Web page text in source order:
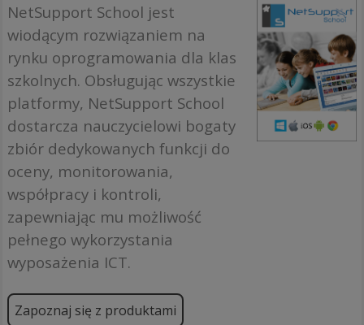
NetSupport School jest
wiodącym rozwiązaniem na
rynku oprogramowania dla klas
szkolnych. Obsługując wszystkie
platformy, NetSupport School
dostarcza nauczycielowi bogaty
zbiór dedykowanych funkcji do
oceny, monitorowania,
współpracy i kontroli,
zapewniając mu możliwość
pełnego wykorzystania
wyposażenia ICT.
Zapoznaj się z produktami